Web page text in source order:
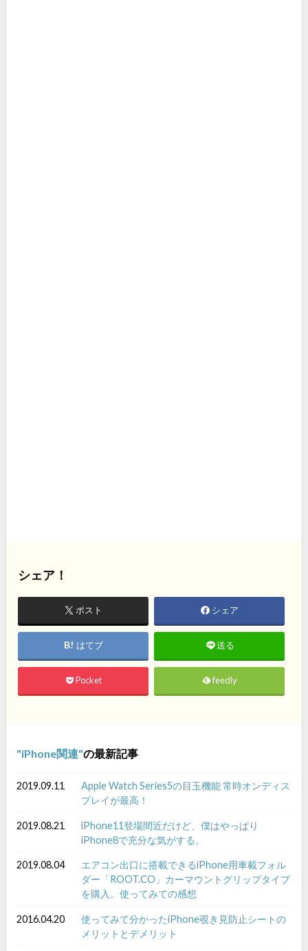
シェア！
ポスト シェア
はてブ 送る
Pocket feedly
iPhone関連 の最新記事
2019.09.11
Apple Watch Series5の目玉機能 常時オンディス
プレイが最高！
2019.08.21
iPhone11登場間近だけど、僕はやっぱり
iPhone8で充分な気がする。
2019.08.04
エアコン出口に搭載できるiPhone用車載フォル
ダー「ROOT.CO」カーマウントグリップタイプ
を購入。使ってみての感想
2016.04.20
使ってみて分かったiPhone覗き見防止シートの
メリットとデメリット